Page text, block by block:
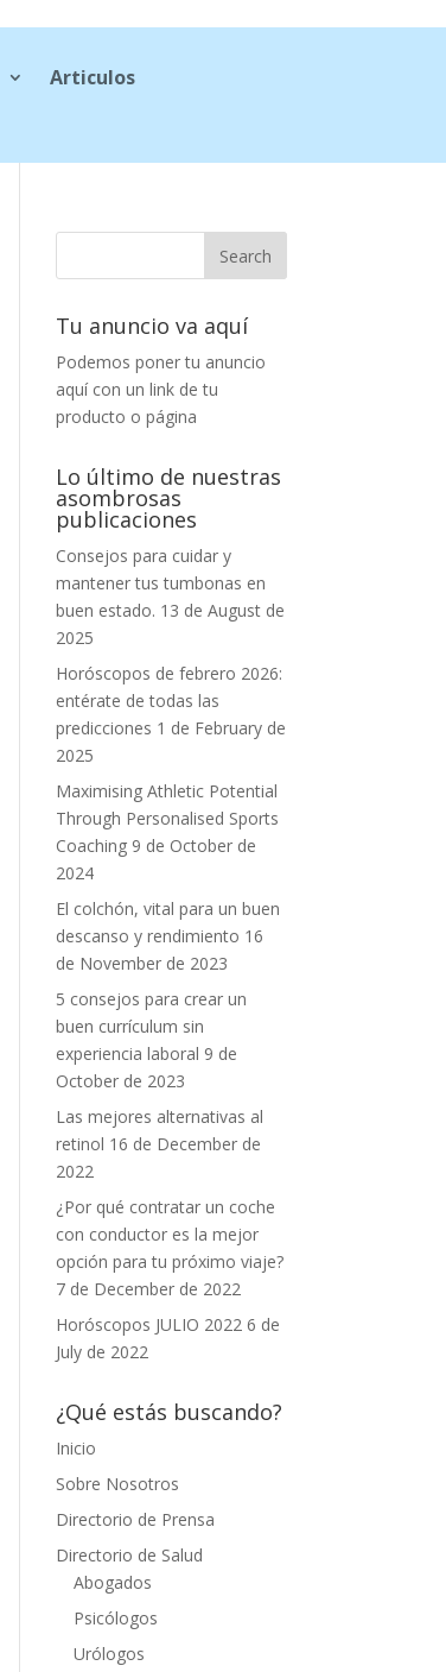
Articulos
Tu anuncio va aquí
Podemos poner tu anuncio
aquí con un link de tu
producto o página
Lo último de nuestras
asombrosas
publicaciones
Consejos para cuidar y
mantener tus tumbonas en
buen estado. 13 de August de
2025
Horóscopos de febrero 2026:
entérate de todas las
predicciones 1 de February de
2025
Maximising Athletic Potential
Through Personalised Sports
Coaching 9 de October de
2024
El colchón, vital para un buen
descanso y rendimiento 16
de November de 2023
5 consejos para crear un
buen currículum sin
experiencia laboral 9 de
October de 2023
Las mejores alternativas al
retinol 16 de December de
2022
¿Por qué contratar un coche
con conductor es la mejor
opción para tu próximo viaje?
7 de December de 2022
Horóscopos JULIO 2022 6 de
July de 2022
¿Qué estás buscando?
Inicio
Sobre Nosotros
Directorio de Prensa
Directorio de Salud
Abogados
Psicólogos
Urólogos